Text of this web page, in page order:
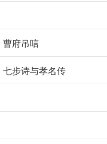
曹府吊唁
步诗与孝名传